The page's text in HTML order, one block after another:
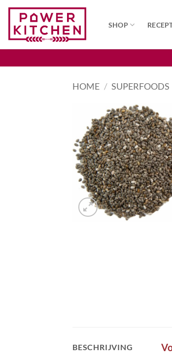
Ga
inhoud
SHOP
HOME / SUPERFOODS
BESCHRIJVING